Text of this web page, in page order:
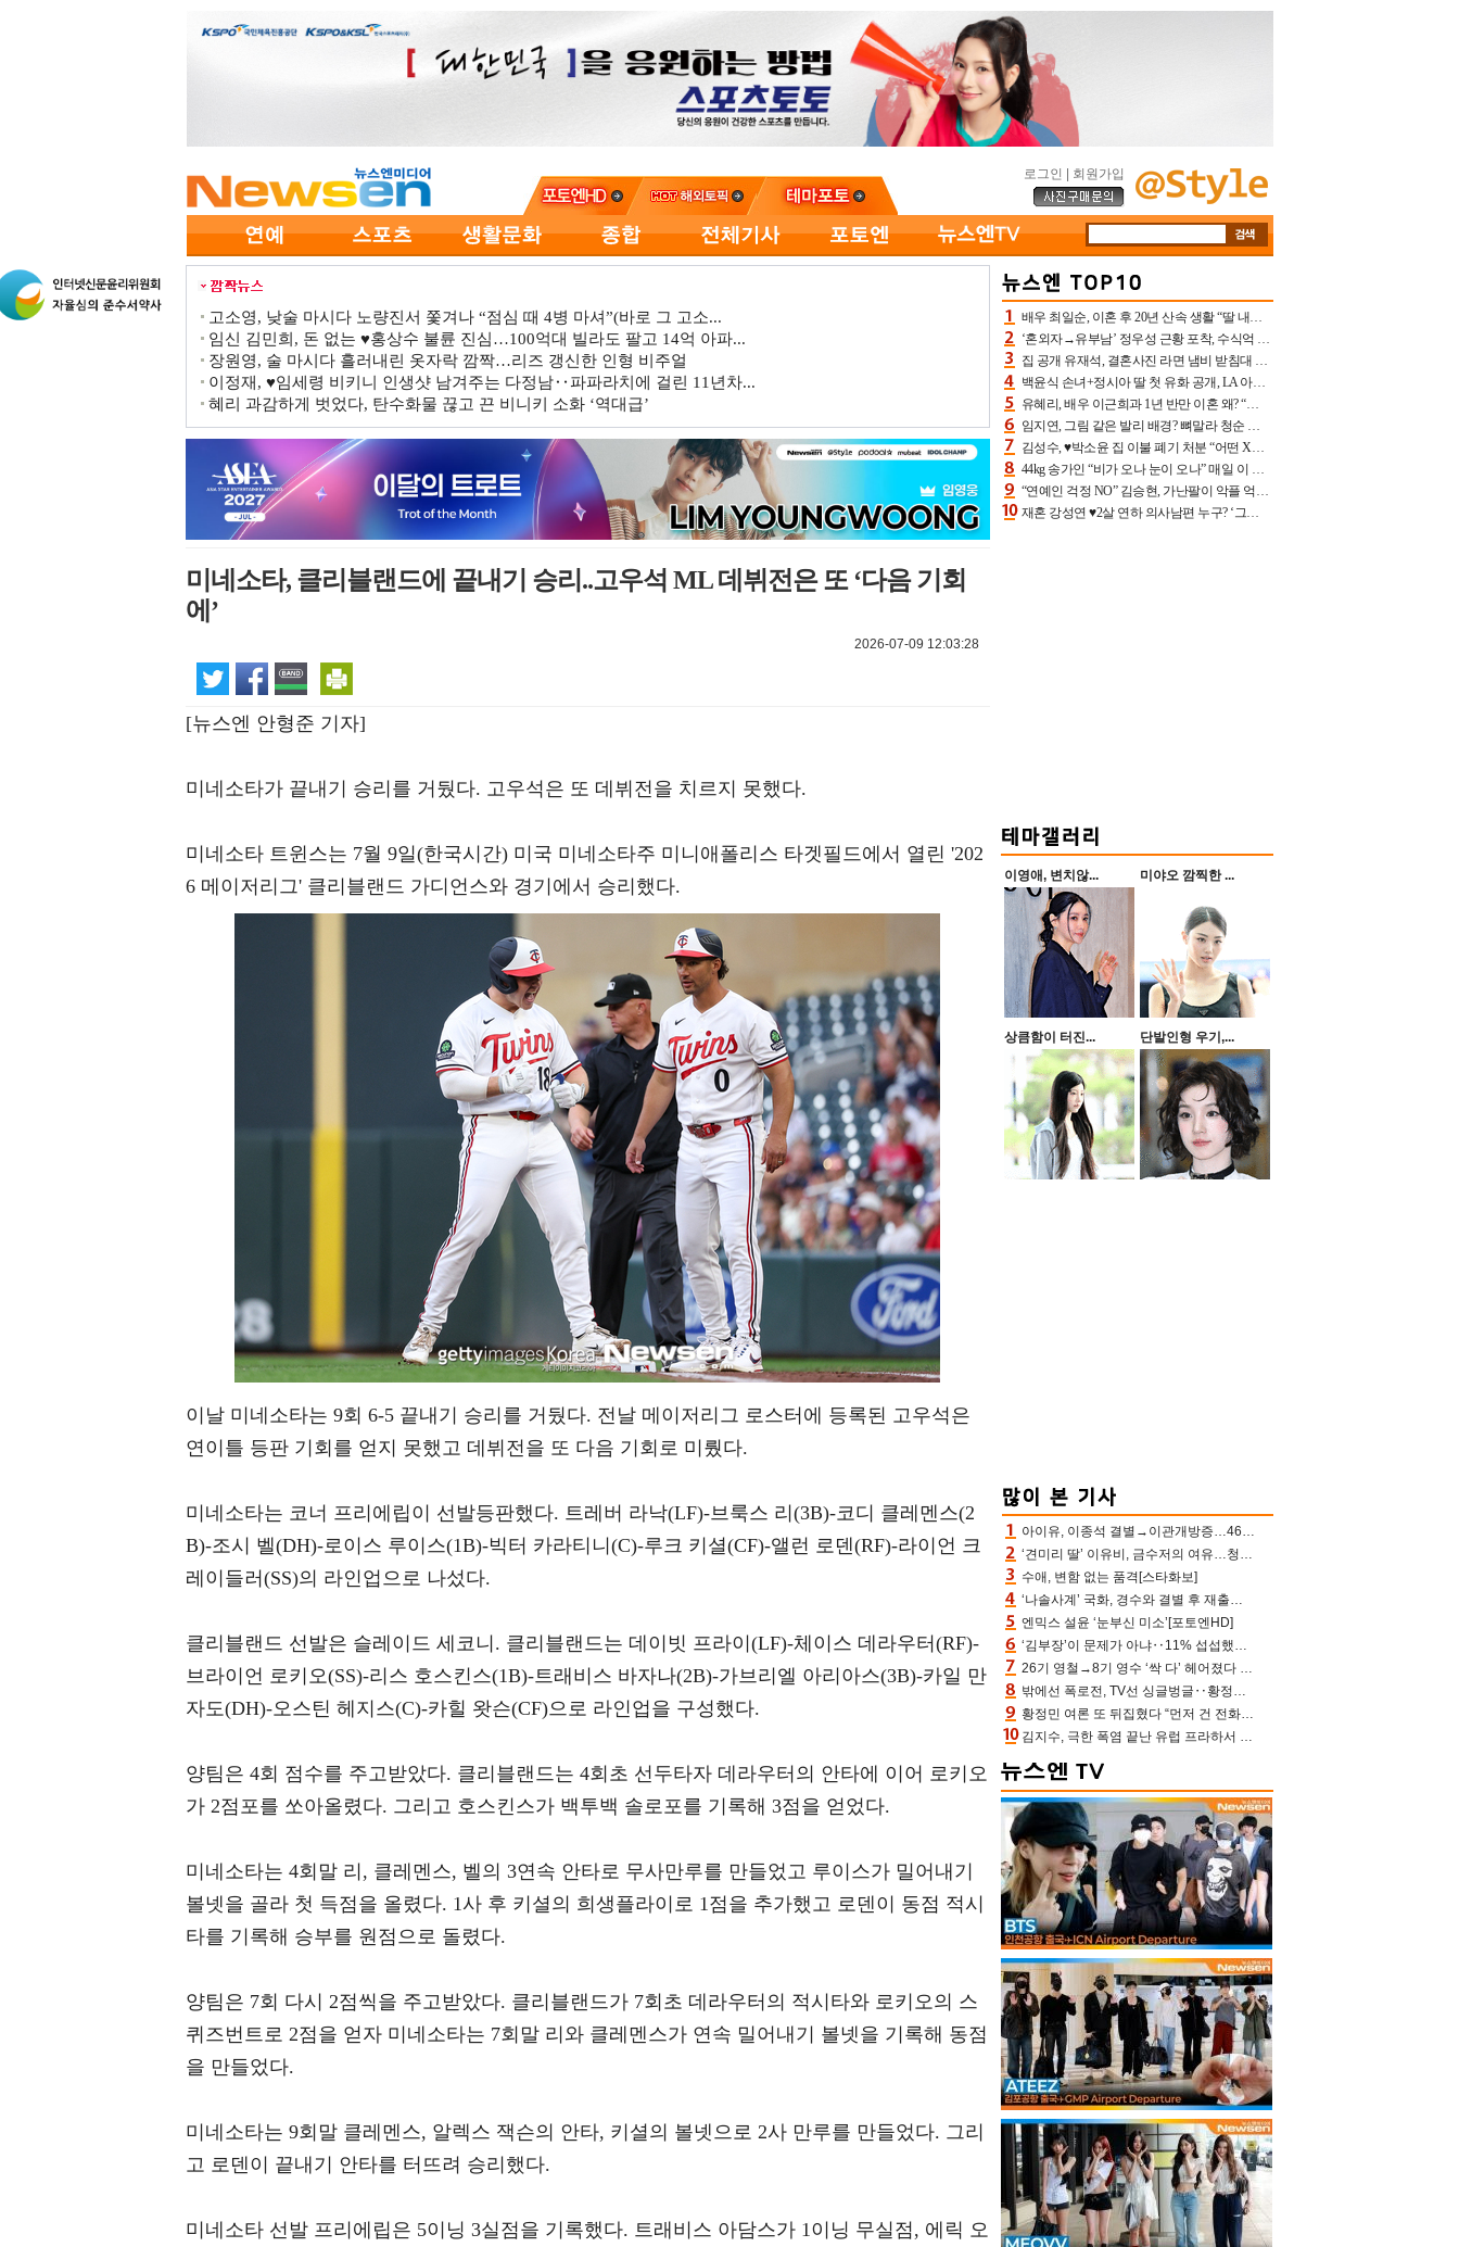
로그인 회원가입
고소영, 낮술 마시다 노량진서 쫓겨나 “점심 때 4병 마셔”(바로 그 고소...
임신 김민희, 돈 없는 ♥홍상수 불륜 진심…100억대 빌라도 팔고 14억 아파...
장원영, 술 마시다 흘러내린 옷자락 깜짝…리즈 갱신한 인형 비주얼
이정재, ♥임세령 비키니 인생샷 남겨주는 다정남‥파파라치에 걸린 11년차...
혜리 과감하게 벗었다, 탄수화물 끊고 끈 비니키 소화 ‘역대급’
미네소타, 클리블랜드에 끝내기 승리..고우석 ML 데뷔전은 또 ‘다음 기회
에’
2026-07-09 12:03:28
[뉴스엔 안형준 기자]
미네소타가 끝내기 승리를 거뒀다. 고우석은 또 데뷔전을 치르지 못했다.
미네소타 트윈스는 7월 9일(한국시간) 미국 미네소타주 미니애폴리스 타겟필드에서 열린 '202
6 메이저리그' 클리블랜드 가디언스와 경기에서 승리했다.
이날 미네소타는 9회 6-5 끝내기 승리를 거뒀다. 전날 메이저리그 로스터에 등록된 고우석은
연이틀 등판 기회를 얻지 못했고 데뷔전을 또 다음 기회로 미뤘다.
미네소타는 코너 프리에립이 선발등판했다. 트레버 라낙(LF)-브룩스 리(3B)-코디 클레멘스(2
B)-조시 벨(DH)-로이스 루이스(1B)-빅터 카라티니(C)-루크 키셜(CF)-앨런 로덴(RF)-라이언 크
레이들러(SS)의 라인업으로 나섰다.
클리블랜드 선발은 슬레이드 세코니. 클리블랜드는 데이빗 프라이(LF)-체이스 데라우터(RF)-
브라이언 로키오(SS)-리스 호스킨스(1B)-트래비스 바자나(2B)-가브리엘 아리아스(3B)-카일 만
자도(DH)-오스틴 헤지스(C)-카힐 왓슨(CF)으로 라인업을 구성했다.
양팀은 4회 점수를 주고받았다. 클리블랜드는 4회초 선두타자 데라우터의 안타에 이어 로키오
가 2점포를 쏘아올렸다. 그리고 호스킨스가 백투백 솔로포를 기록해 3점을 얻었다.
미네소타는 4회말 리, 클레멘스, 벨의 3연속 안타로 무사만루를 만들었고 루이스가 밀어내기
볼넷을 골라 첫 득점을 올렸다. 1사 후 키셜의 희생플라이로 1점을 추가했고 로덴이 동점 적시
타를 기록해 승부를 원점으로 돌렸다.
양팀은 7회 다시 2점씩을 주고받았다. 클리블랜드가 7회초 데라우터의 적시타와 로키오의 스
퀴즈번트로 2점을 얻자 미네소타는 7회말 리와 클레멘스가 연속 밀어내기 볼넷을 기록해 동점
을 만들었다.
미네소타는 9회말 클레멘스, 알렉스 잭슨의 안타, 키셜의 볼넷으로 2사 만루를 만들었다. 그리
고 로덴이 끝내기 안타를 터뜨려 승리했다.
미네소타 선발 프리에립은 5이닝 3실점을 기록했다. 트래비스 아담스가 1이닝 무실점, 에릭 오
배우 최일순, 이혼 후 20년 산속 생활 “딸 내가 버렸다고 원망‥맘 아파”(특종)[어제TV]
‘혼외자→유부남’ 정우성 근황 포착, 수식억 해킹 피해 후배 만났다 “존경하는”
집 공개 유재석, 결혼사진 라면 냄비 받침대 되고 분노‥가족사진도 피해(놀뭐)[어제TV]
백윤식 손녀+정시아 딸 첫 유화 공개, LA 아트쇼→서울국제조각페스타 작가다운 수준급 실력
유혜리, 배우 이근희과 1년 반만 이혼 왜? “식칼 꽂고 의자 던져” 충격 폭로(특종)[어제TV]
임지연, 그림 같은 발리 배경? 뼈말라 청순 비키니 핏에 상대 안 되네
김성수, ♥박소윤 집 이불 폐기 처분 “어떤 X이랑 썼을지 몰라” 질투(신랑수업2)[어제TV]
44kg 송가인 “비가 오나 눈이 오나” 매일 이 운동, 허벅지 근육량 상승+체지방 감소
“연예인 걱정 NO” 김승현, 가난팔이 악플 억울할만‥아내+딸과 日 여행
재혼 강성연 ♥2살 연하 의사남편 누구? ‘그알’ 자문의에 훈남 비주얼 초엘리트 스펙 [종합]
이영애, 변치않... 미야오 깜찍한 ...
상큼함이 터진... 단발인형 우기,...
아이유, 이종석 결별→이관개방증…46장 꽉 채운 유애나 ♥ “열심히 사는 중”
‘견미리 딸’ 이유비, 금수저의 여유…청순 미모에 반전 슬림 라인
수애, 변함 없는 품격[스타화보]
‘나솔사계’ 국화, 경수와 결별 후 재출연…첫인상 3표 몰표
엔믹스 설윤 ‘눈부신 미소’[포토엔HD]
‘김부장’이 문제가 아냐‥11% 섭섭했던 ‘재벌X형사2’ 돈·빽 총동원해 컴백 [TV보고서]
26기 영철→8기 영수 ‘싹 다’ 헤어졌다 ‘나솔사계’ 충격의 현커 0쌍 (촌장TV)
밖에선 폭로전, TV선 싱글벙글‥황정민 ‘틈만 나면’ 출연, 피로감은 시청자 몫
황정민 여론 또 뒤집혔다 “먼저 건 전화 62통, 그만 연락해” vs 女팬 “녹취 다 올려” 진흙탕 싸움
김지수, 극한 폭염 끝난 유럽 프라하서 쾌적한 여름나기 “선풍기만으로 지내”